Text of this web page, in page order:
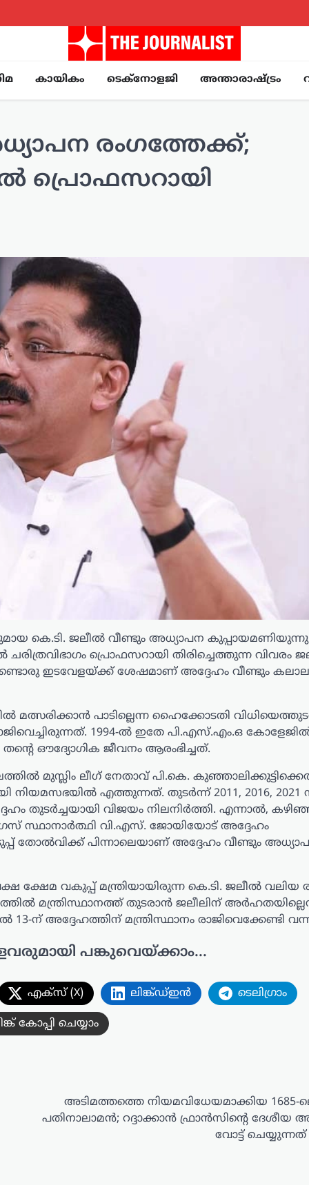
കായികം ടെക്നോളജി അന്താരാഷ്ട്രം
രംഗത്തേക്ക്;
പ്രൊഫസറായി
കെ.ടി. ജലീൽ വീണ്ടും അധ്യാപന
പ്രൊഫസറായി തിരിച്ചെത്തുന്ന വിവരം
ഇടവേളയ്ക്ക് ശേഷമാണ് അദ്ദേഹം വീണ്ടും
പാടില്ലെന്ന ഹൈക്കോടതി
1994-ൽ ഇതേ പി.എസ്.എം.ഒ
ഔദ്യോഗിക ജീവനം ആരംഭിച്ചത്.
മുസ്ലിം ലീഗ് നേതാവ് പി.കെ.
നിയമസഭയിൽ എത്തുന്നത്. തുടർന്ന് 2011, 2016, 2021
തുടർച്ചയായി വിജയം നിലനിർത്തി. എന്നാൽ,
സ്ഥാനാർത്ഥി വി.എസ്. ജോയിയോട് അദ്ദേഹം
തോൽവിക്ക് പിന്നാലെയാണ് അദ്ദേഹം വീണ്ടും
ക്ഷേമ വകുപ്പ് മന്ത്രിയായിരുന്ന കെ.ടി. ജലീൽ വലിയ
മന്ത്രിസ്ഥാനത്ത് തുടരാൻ ജലീലിന്
ന് അദ്ദേഹത്തിന് മന്ത്രിസ്ഥാനം രാജിവെക്കേണ്ടി
പങ്കുവെയ്ക്കാം...
എക്സ് (X) ലിങ്ക്ഡ്ഇൻ ടെലിഗ്രാം
കോപ്പി ചെയ്യാം
അടിമത്തത്തെ നിയമവിധേയമാക്കിയ 1685-
പതിനാലാമൻ; റദ്ദാക്കാൻ ഫ്രാൻസിന്റെ ദേശീയ
വോട്ട് ചെയ്യുന്നത്